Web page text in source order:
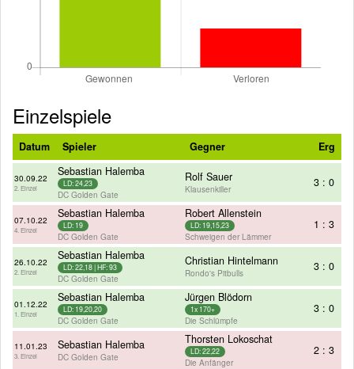
Einzelspiele
Datum Spieler Gegner Erg
30.09.22
2. Einzel
Sebastian Halemba
LD: 24,23
DC Golden Gate
Rolf Sauer
Klausenkiller 3 : 0
07.10.22
4. Einzel
Sebastian Halemba
LD: 19
DC Golden Gate
Robert Allenstein
LD: 19,15,23
Schweigen der Lämmer
1 : 3
26.10.22
2. Einzel
Sebastian Halemba
LD: 22,18 | HF: 93
DC Golden Gate
Christian Hintelmann
Rondo's Pitbulls 3 : 0
01.12.22
1. Einzel
Sebastian Halemba
LD: 19,20,20
DC Golden Gate
Jürgen Blödorn
1x 170+
Die Schlümpfe
3 : 0
11.01.23
3. Einzel
Sebastian Halemba
DC Golden Gate
Thorsten Lokoschat
LD: 22,22
Die Anfänger
2 : 3